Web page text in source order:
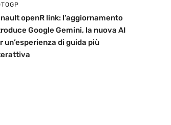
openR link: l’aggiornamento
Google Gemini, la nuova AI
un’esperienza di guida più